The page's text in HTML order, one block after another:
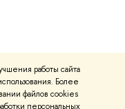
работы сайта
Более
файлов cookies
персональных